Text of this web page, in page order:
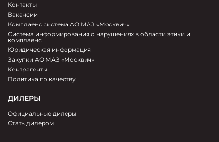
Контакты
Вакансии
Комплаенс система АО МАЗ «Москвич»
Система информирования о нарушениях в области этики и
комплаенс
Юридическая информация
Закупки АО МАЗ «Москвич»
Контрагенты
Политика по качеству
ДИЛЕРЫ
Официальные дилеры
Стать дилером